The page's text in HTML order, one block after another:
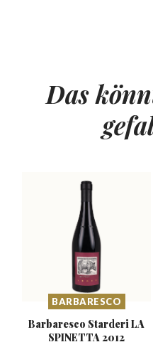
Das
BARBARESCO
Barbaresco StarderiLA
SPINETTA 2012